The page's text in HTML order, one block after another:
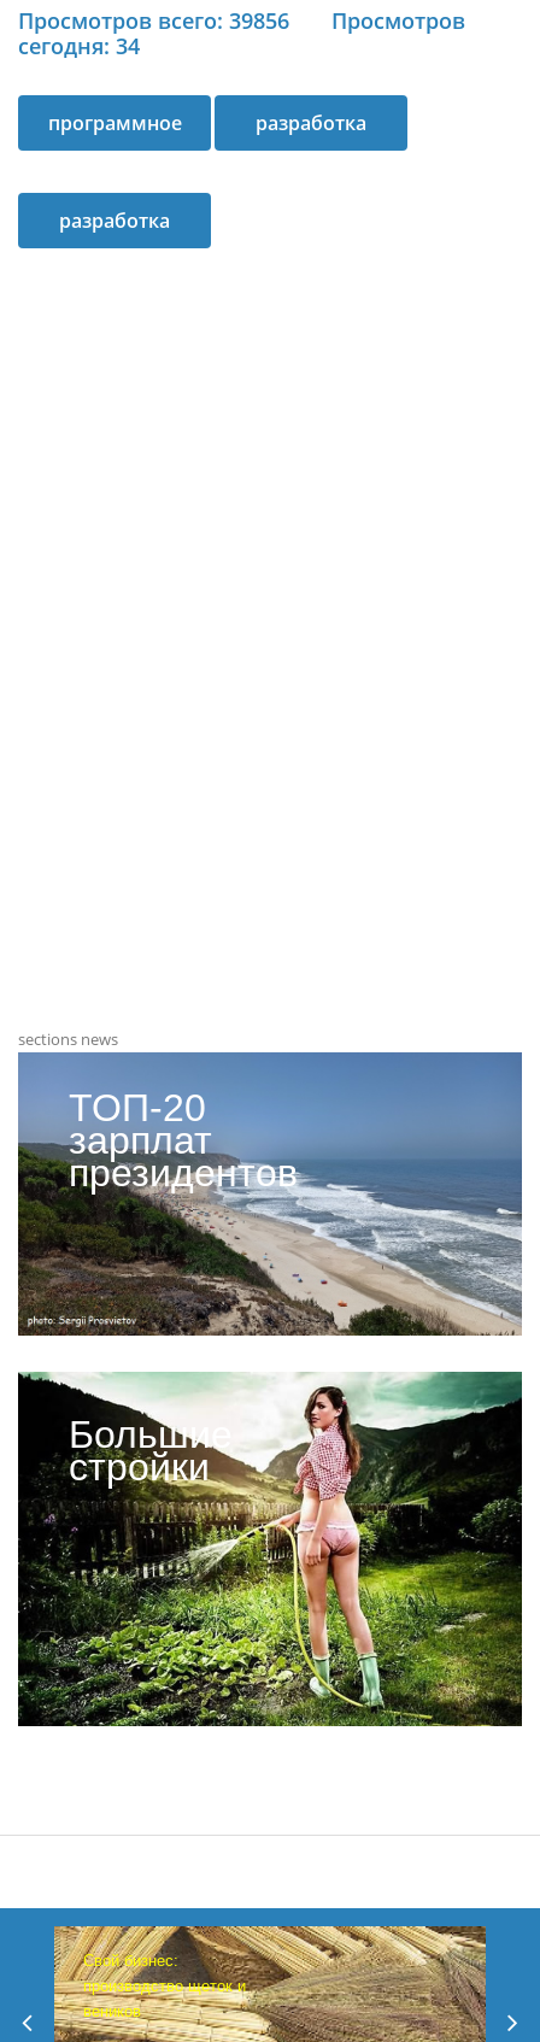
Просмотров всего: 39856
Просмотров
сегодня: 34
программное разработка
разработка
sections news
ТОП-20
зарплат
президентов
Большие
стройки
Свой бизнес:
производство щеток и
веников